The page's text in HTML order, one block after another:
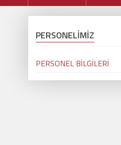
PERSONELİMİZ
PERSONEL BİLGİLERİ